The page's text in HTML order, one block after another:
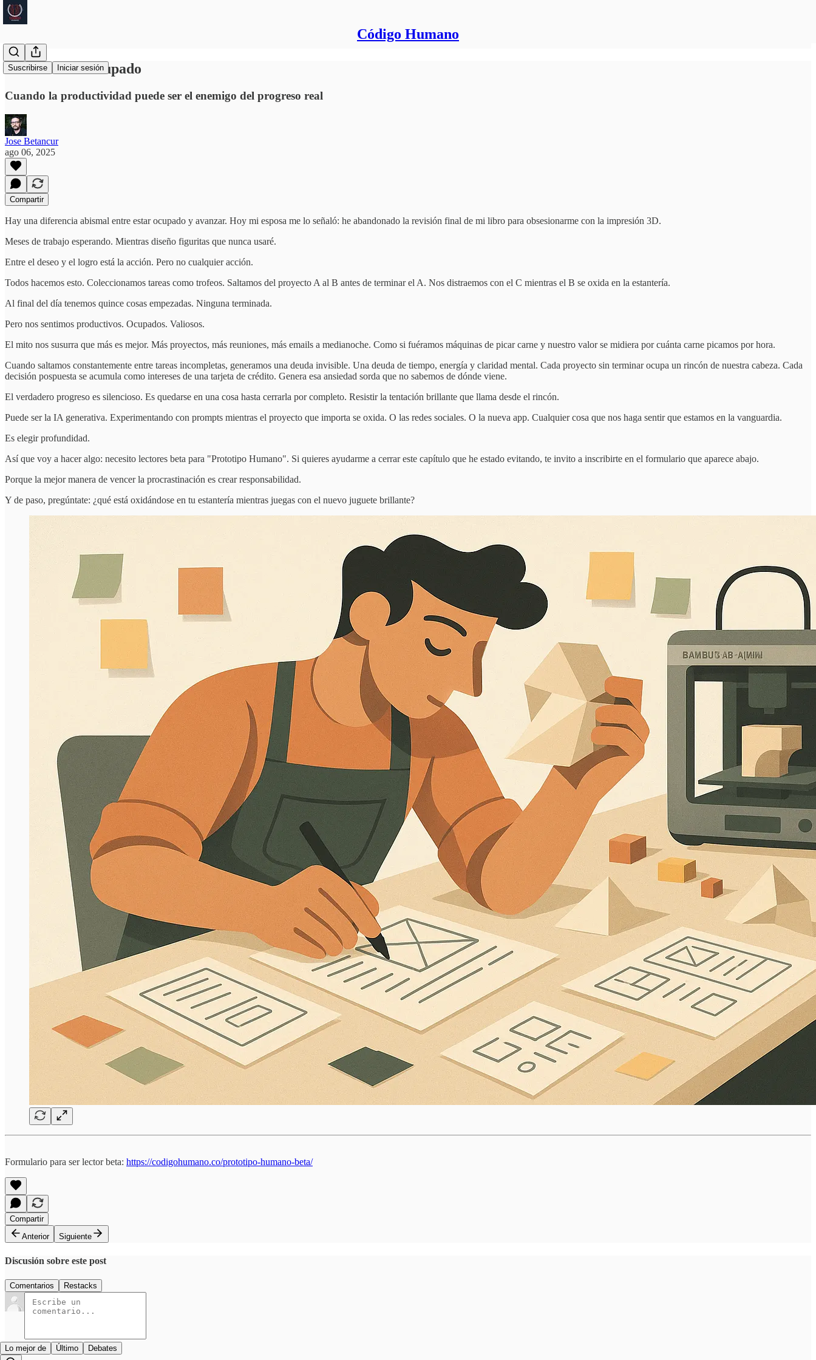
Código Humano
Suscribirse Iniciar sesión
La deuda del ocupado
Cuando la productividad puede ser el enemigo del progreso real
Jose Betancur
ago 06, 2025
Compartir
Hay una diferencia abismal entre estar ocupado y avanzar. Hoy mi esposa me lo señaló: he abandonado la revisión final de mi libro para obsesionarme con la impresión 3D.
Meses de trabajo esperando. Mientras diseño figuritas que nunca usaré.
Entre el deseo y el logro está la acción. Pero no cualquier acción.
Todos hacemos esto. Coleccionamos tareas como trofeos. Saltamos del proyecto A al B antes de terminar el A. Nos distraemos con el C mientras el B se oxida en la estantería.
Al final del día tenemos quince cosas empezadas. Ninguna terminada.
Pero nos sentimos productivos. Ocupados. Valiosos.
El mito nos susurra que más es mejor. Más proyectos, más reuniones, más emails a medianoche. Como si fuéramos máquinas de picar carne y nuestro valor se midiera por cuánta carne picamos por hora.
Cuando saltamos constantemente entre tareas incompletas, generamos una deuda invisible. Una deuda de tiempo, energía y claridad mental. Cada proyecto sin terminar ocupa un rincón de nuestra cabeza. Cada
decisión pospuesta se acumula como intereses de una tarjeta de crédito. Genera esa ansiedad sorda que no sabemos de dónde viene.
El verdadero progreso es silencioso. Es quedarse en una cosa hasta cerrarla por completo. Resistir la tentación brillante que llama desde el rincón.
Puede ser la IA generativa. Experimentando con prompts mientras el proyecto que importa se oxida. O las redes sociales. O la nueva app. Cualquier cosa que nos haga sentir que estamos en la vanguardia.
Es elegir profundidad.
Así que voy a hacer algo: necesito lectores beta para "Prototipo Humano". Si quieres ayudarme a cerrar este capítulo que he estado evitando, te invito a inscribirte en el formulario que aparece abajo.
Porque la mejor manera de vencer la procrastinación es crear responsabilidad.
Y de paso, pregúntate: ¿qué está oxidándose en tu estantería mientras juegas con el nuevo juguete brillante?
Formulario para ser lector beta: https://codigohumano.co/prototipo-humano-beta/
Compartir
Anterior
Siguiente
Discusión sobre este post
Comentarios Restacks
Lo mejor de Último Debates